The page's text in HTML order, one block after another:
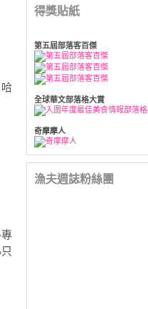
得獎貼紙
第五屆部落客百傑
全球華文部落格大賞
奇摩摩人
漁夫週誌粉絲團